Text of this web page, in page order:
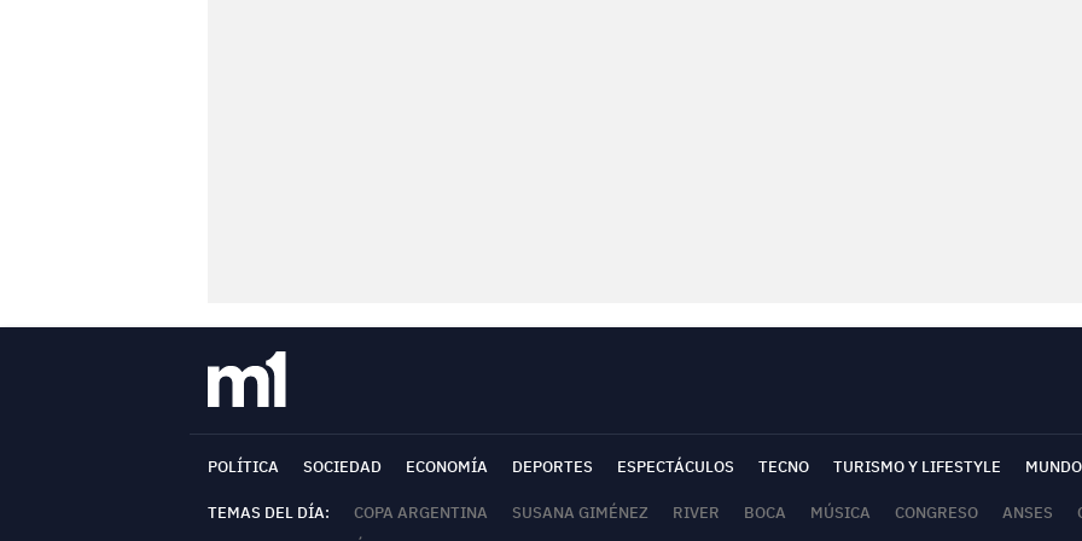
POLÍTICA SOCIEDAD ECONOMÍA DEPORTES ESPECTÁCULOS TECNO TURISMO Y LIFESTYLE MUNDO
TEMAS DEL DÍA: COPA ARGENTINA SUSANA GIMÉNEZ RIVER BOCA MÚSICA CONGRESO ANSES